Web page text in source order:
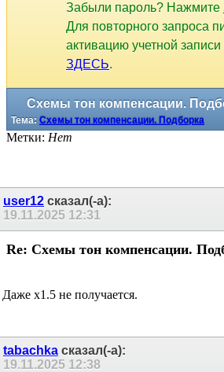
Забыли пароль? Нажмите
Для повторного запроса
активацию учетной
ЗДЕСЬ.
Схемы тон компенсации.
Тема: Схемы тон компенсации. Подборка
Метки: Нет
user12 сказал(-а):
19.11.2025 12:31
Re: Схемы тон компенсации.
Даже х1.5 не получается.
tabachka сказал(-а):
19.11.2025 12:38